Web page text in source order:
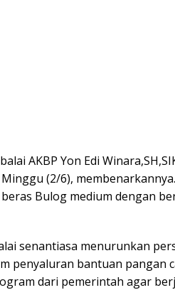
AKBP Yon Edi
(2/6),
Bulog medium dengan
senantiasa menurunkan
penyaluran bantuan pangan
dari pemerintah agar